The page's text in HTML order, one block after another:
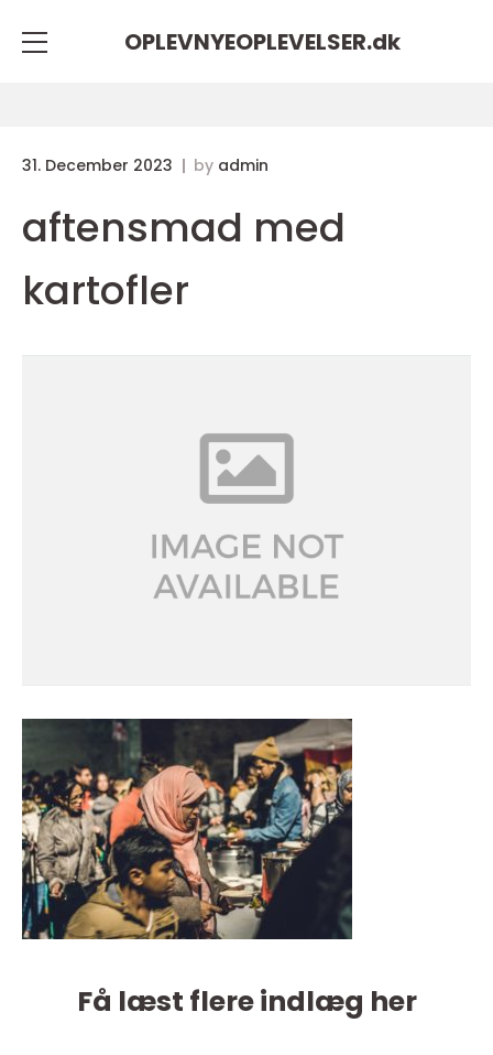
OPLEVNYEOPLEVELSER.dk
31. December 2023 by admin
aftensmad med
kartofler
Få læst flere indlæg her